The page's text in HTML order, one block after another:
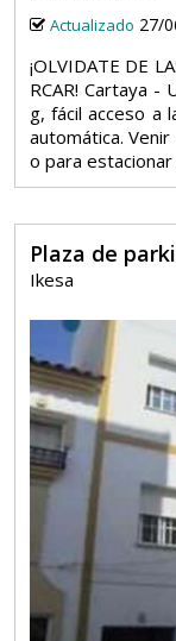
Actualizado 27/
¡OLVIDATE DE
RCAR! Cartaya -
g, fácil acceso a
automática.
o para estacionar
Plaza de
Ikesa